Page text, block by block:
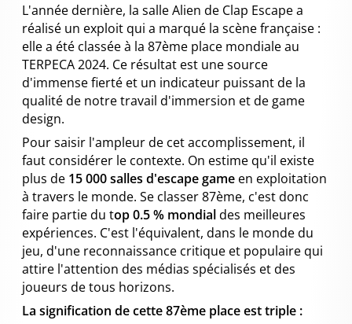
L'année dernière, la salle Alien de Clap Escape a
réalisé un exploit qui a marqué la scène française :
elle a été classée à la 87ème place mondiale au
TERPECA 2024. Ce résultat est une source
d'immense fierté et un indicateur puissant de la
qualité de notre travail d'immersion et de game
design.
Pour saisir l'ampleur de cet accomplissement, il
faut considérer le contexte. On estime qu'il existe
plus de 15 000 salles d'escape game en exploitation
à travers le monde. Se classer 87ème, c'est donc
faire partie du top 0.5 % mondialdes meilleures
expériences. C'est l'équivalent, dans le monde du
jeu, d'une reconnaissance critique et populaire qui
attire l'attention des médias spécialisés et des
joueurs de tous horizons.
La signification de cette 87ème place est triple :